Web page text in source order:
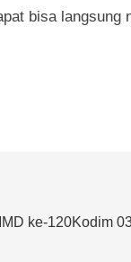
bisa
ke-120Kodim